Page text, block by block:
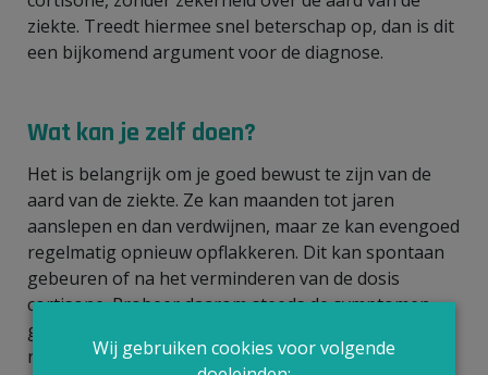
ziekte. Treedt hiermee snel beterschap op, dan is dit
een bijkomend argument voor de diagnose.
Wat kan je zelf doen?
Het is belangrijk om je goed bewust te zijn van de
aard van de ziekte. Ze kan maanden tot jaren
aanslepen en dan verdwijnen, maar ze kan evengoed
regelmatig opnieuw opflakkeren. Dit kan spontaan
gebeuren of na het verminderen van de dosis
cortisone. Probeer daarom steeds de symptomen
goed in te schatten, zodat je tijdig je arts kunt
raadplegen. Sommige uitingen van de ziekte, zoals
Wij gebruiken cookies voor volgende